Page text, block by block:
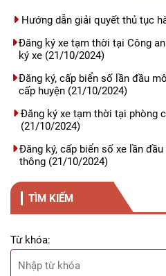
Hướng dẫn giải quyết thủ tục
Đăng ký xe tạm thời tại Công
ký xe (21/10/2024)
Đăng ký, cấp biển số lần đầu
cấp huyện(21/10/2024)
Đăng ký xe tạm thời tại phòng
(21/10/2024)
Đăng ký, cấp biển số xe lần
thông(21/10/2024)
TÌM KIẾM
Từ khóa: